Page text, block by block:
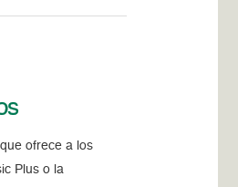
ofrece a los
Plus o la